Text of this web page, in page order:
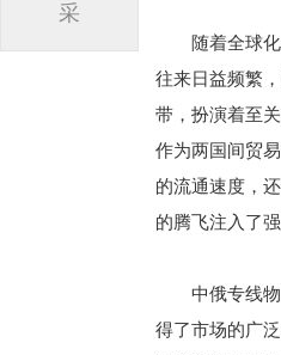
采
随着全球
往来日益频繁
带，扮演着至
作为两国间贸
的流通速度，
的腾飞注入了强
中俄专线
得了市场的广